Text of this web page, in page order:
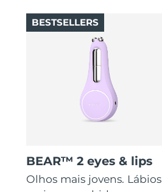
BEAR™ 2 eyes & lips
Olhos mais jovens. Lábios
BESTSELLERS